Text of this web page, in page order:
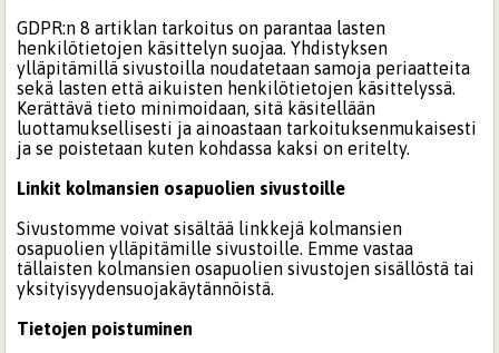
GDPR:n 8 artiklan tarkoitus on parantaa lasten
henkilötietojen käsittelyn suojaa. Yhdistyksen
ylläpitämillä sivustoilla noudatetaan samoja periaatteita
sekä lasten että aikuisten henkilötietojen käsittelyssä.
Kerättävä tieto minimoidaan, sitä käsitellään
luottamuksellisesti ja ainoastaan tarkoituksenmukaisesti
ja se poistetaan kuten kohdassa kaksi on eritelty.
Linkit kolmansien osapuolien sivustoille
Sivustomme voivat sisältää linkkejä kolmansien
osapuolien ylläpitämille sivustoille. Emme vastaa
tällaisten kolmansien osapuolien sivustojen sisällöstä tai
yksityisyydensuojakäytännöistä.
Tietojen poistuminen